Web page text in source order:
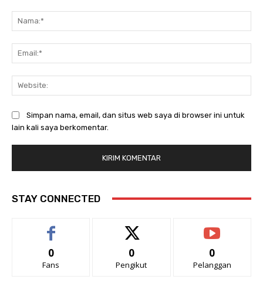
Simpan nama, email, dan situs web saya di browser ini untuk
lain kali saya berkomentar.
STAY CONNECTED
0
Fans
0
Pengikut
0
Pelanggan